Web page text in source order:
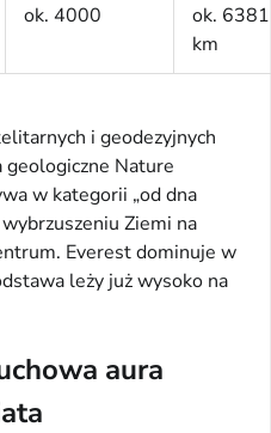
ok. 4000
ok. 6381
km
i geodezyjnych
geologiczne Nature
w kategorii „od dna
Ziemi na
Everest dominuje w
leży już wysoko na
aura